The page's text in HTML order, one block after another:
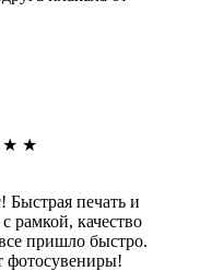
★ ★
Быстрая печать и
рамкой, качество
пришло быстро.
фотосувениры!